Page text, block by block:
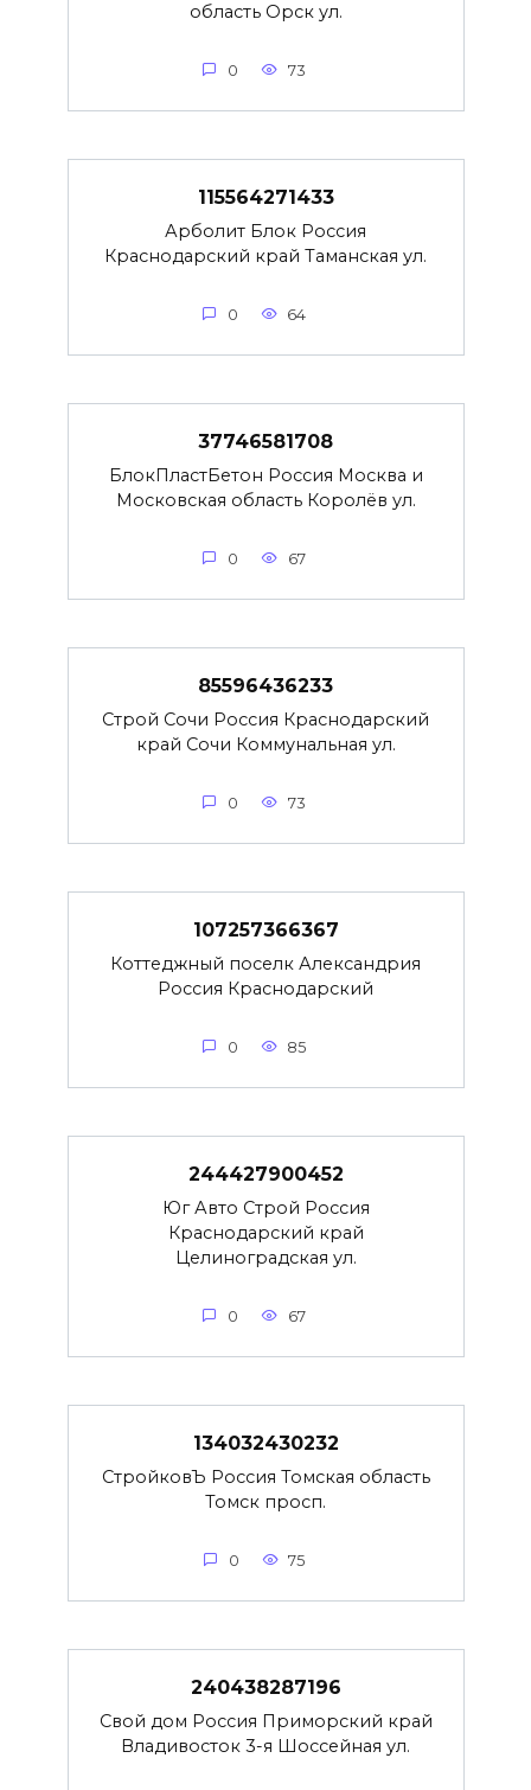
область Орск ул.
0 73
115564271433
Арболит Блок Россия
Краснодарский край Таманская ул.
0 64
37746581708
БлокПластБетон Россия Москва и
Московская область Королёв ул.
0 67
85596436233
Строй Сочи Россия Краснодарский
край Сочи Коммунальная ул.
0 73
107257366367
Коттеджный поселк Александрия
Россия Краснодарский
0 85
244427900452
Юг Авто Строй Россия
Краснодарский край
Целиноградская ул.
0 67
134032430232
СтройковЪ Россия Томская область
Томск просп.
0 75
240438287196
Свой дом Россия Приморский край
Владивосток 3-я Шоссейная ул.